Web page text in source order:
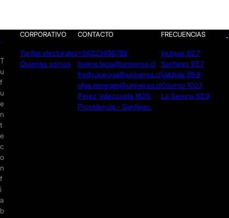
T
u
f
u
e
n
t
e
c
o
n
f
i
a
b
CORPORATIVO
Tarifas electorales
Quienes somos
CONTACTO
+56223456789
lorena.tapia@universo.cl
fredy.quiroga@universo.cl
olga.venegas@universo.cl
Pérez Valenzuela 1620.
Providencia - Santiago.
FRECUENCIAS
Iquique 92.7
Santiago 93.7
Valdivia 99.9
Osorno 102.1
La Serena 92.9